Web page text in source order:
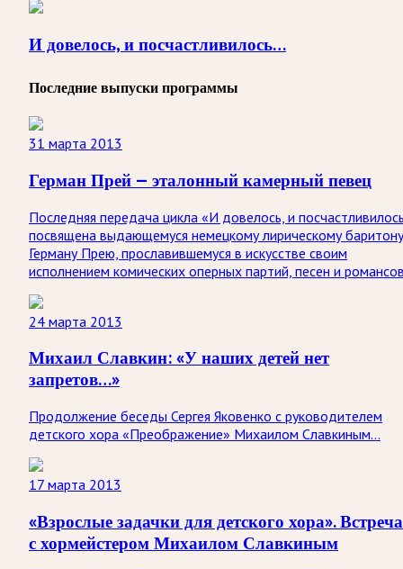
И довелось, и посчастливилось…
Последние выпуски программы
31 марта 2013
Герман Прей — эталонный камерный певец
Последняя передача цикла «И довелось, и
посвящена выдающемуся немецкому лирическому баритону
Герману Прею, прославившемуся в искусстве своим
исполнением комических оперных партий, песен и
24 марта 2013
Михаил Славкин: «У наших детей нет
запретов…»
Продолжение беседы Сергея Яковенко с руководителем
детского хора «Преображение» Михаилом Славкиным…
17 марта 2013
«Взрослые задачки для детского хора». Встреча
с хормейстером Михаилом Славкиным